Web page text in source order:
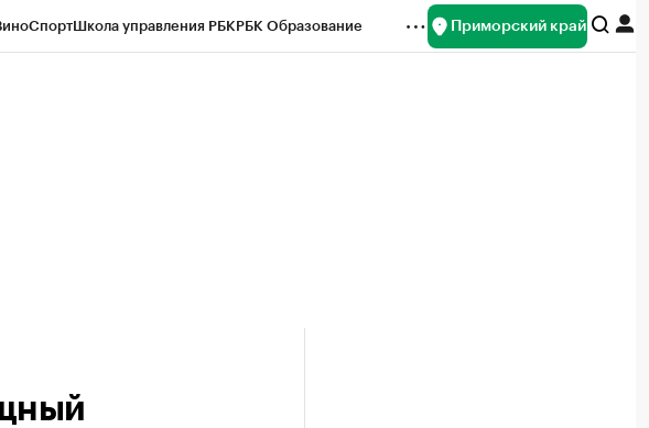
СпортШкола управления РБКРБК Образование Приморский край